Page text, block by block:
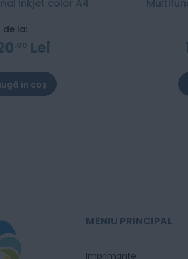
Inkjet color A4
de la:
00 Lei
în coș
MENIU PRINCIPAL
Imprimante